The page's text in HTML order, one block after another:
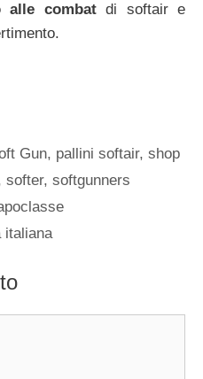
alle combatdi softair e
Gun, pallini softair,shop
softer, softgunners
italiana